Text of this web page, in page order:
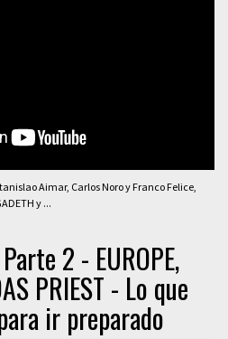
Aimar, Carlos Noro y Franco Felice,
y ...
2 - EUROPE,
PRIEST - Lo que
ir preparado